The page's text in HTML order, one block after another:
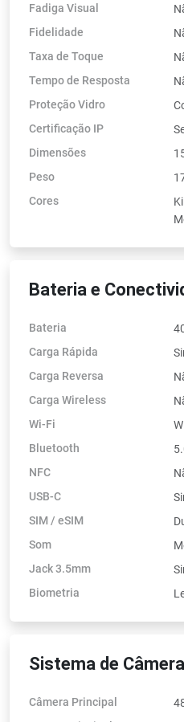
Fadiga Visual
Fidelidade
Taxa de Toque
Tempo de Resposta
Proteção Vidro
Certificação IP
Dimensões
Peso
Cores
Bateria e
Bateria
Carga Rápida
Carga Reversa
Carga Wireless
Wi-Fi
Bluetooth
NFC
USB-C
SIM / eSIM
Som
Jack 3.5mm
Biometria
Sistema de
Câmera Principal